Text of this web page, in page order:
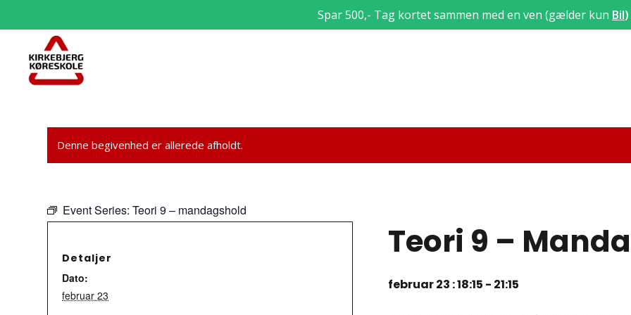
Denne begivenhed er allerede afholdt.
Event Series: Teori 9 – mandagshold
Teori 9 –
februar 23 : 18:15 - 21:15
Detaljer
Dato:
februar 23
Spar 500,- Tag kortet sammen med en ven (gælder kun Bil)